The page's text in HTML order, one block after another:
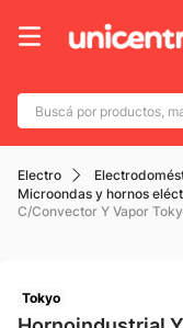
Buscá por
Electro
Microondas y hornos
C/Convector Y Vapor
Tokyo
Términos más
1. adidas
2. champion
4.